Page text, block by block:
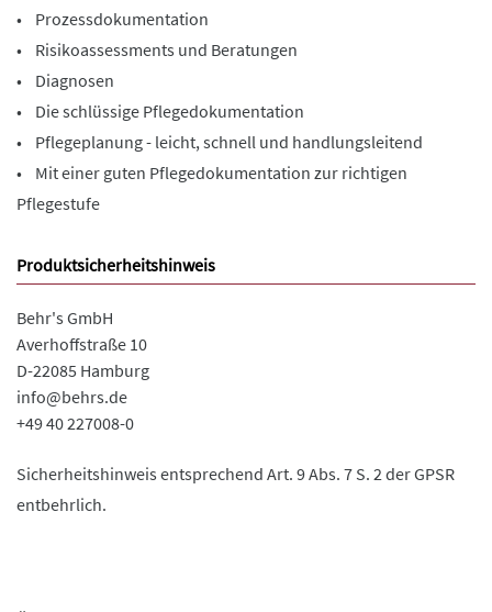
• Prozessdokumentation
• Risikoassessments und Beratungen
• Diagnosen
• Die schlüssige Pflegedokumentation
• Pflegeplanung - leicht, schnell und handlungsleitend
• Mit einer guten Pflegedokumentation zur richtigen
Pflegestufe
Produktsicherheitshinweis
Behr's GmbH
Averhoffstraße 10
D-22085 Hamburg
info@behrs.de
+49 40 227008-0
Sicherheitshinweis entsprechend Art. 9 Abs. 7 S. 2 der GPSR
entbehrlich.